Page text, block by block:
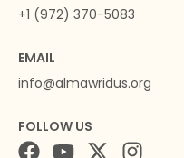
+1 (972) 370-5083
EMAIL
info@almawridus.org
FOLLOW US